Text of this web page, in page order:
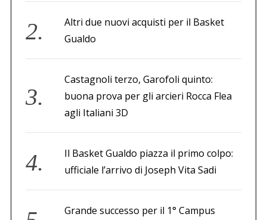
Altri due nuovi acquisti per il Basket
Gualdo
Castagnoli terzo, Garofoli quinto:
buona prova per gli arcieri Rocca Flea
agli Italiani 3D
Il Basket Gualdo piazza il primo colpo:
ufficiale l’arrivo di Joseph Vita Sadi
Grande successo per il 1° Campus